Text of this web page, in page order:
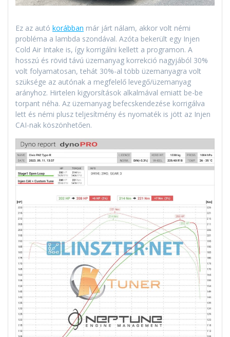
Ez az autó korábban már járt nálam, akkor volt némi
probléma a lambda szondával. Azóta bekerült egy Injen
Cold Air Intake is, így korrigálni kellett a programon. A
hosszú és rövid távú üzemanyag korrekció nagyjából 30%
volt folyamatosan, tehát 30%-al több üzemanyagra volt
szüksége az autónak a megfelelő levegő/üzemanyag
arányhoz. Hirtelen kigyorsítások alkalmával emiatt be-be
torpant néha. Az üzemanyag befecskendezése korrigálva
lett és némi plusz teljesítmény és nyomaték is jött az Injen
CAI-nak köszönhetően.